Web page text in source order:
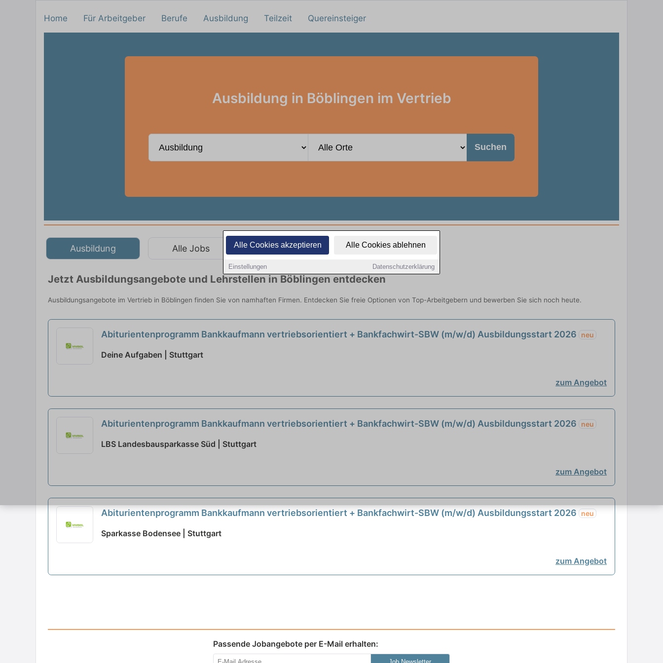
Alle Cookies akzeptieren Alle Cookies ablehnen
Einstellungen Datenschutzerklärung
Home Für Arbeitgeber Berufe Ausbildung Teilzeit Quereinsteiger
Ausbildung in Böblingen im Vertrieb
Suchen
Ausbildung Alle Jobs Teilzeit Quereinsteiger
Jetzt Ausbildungsangebote und Lehrstellen in Böblingen entdecken
Ausbildungsangebote im Vertrieb in Böblingen finden Sie von namhaften Firmen. Entdecken Sie freie Optionen von Top-Arbeitgebern und bewerben Sie sich noch heute.
Abiturientenprogramm Bankkaufmann vertriebsorientiert + Bankfachwirt-SBW (m/w/d) Ausbildungsstart 2026 neu
Deine Aufgaben | Stuttgart
zum Angebot
Abiturientenprogramm Bankkaufmann vertriebsorientiert + Bankfachwirt-SBW (m/w/d) Ausbildungsstart 2026 neu
LBS Landesbausparkasse Süd | Stuttgart
zum Angebot
Abiturientenprogramm Bankkaufmann vertriebsorientiert + Bankfachwirt-SBW (m/w/d) Ausbildungsstart 2026 neu
Sparkasse Bodensee | Stuttgart
zum Angebot
Passende Jobangebote per E-Mail erhalten: